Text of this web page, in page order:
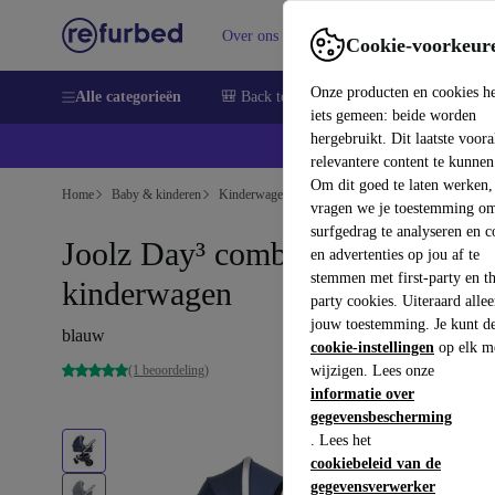
Cookie-
Onze producten en cookies
iets gemeen: beide worden
hergebruikt. Dit laatste
relevantere content te
Om dit goed te laten werken,
vragen we je toestemming
surfgedrag te analyseren en
en advertenties op jou af te
stemmen met first-party en
party cookies. Uiteraard
jouw toestemming. Je kunt
cookie-instellingen op elk
wijzigen. Lees onze
informatie over
gegevensbescherming
. Lees het
cookiebeleid van de
gegevensverwerker
Over ons Verkopen Support
Alle categorieën 🎒 Back to school Smartphones
Home Baby & kinderen Kinderwagens & Buggy's Kinderwagens
Joolz Day³ combinatie
kinderwagen
blauw
(1 beoordeling)